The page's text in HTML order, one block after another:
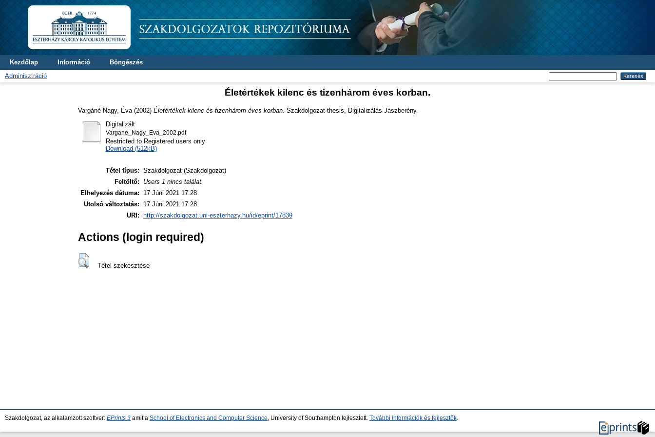
Kezdőlap Információ
Böngészés
Adminisztráció
Életértékek kilenc és tizenhárom éves korban.
Vargáné Nagy, Éva (2002) Életértékek kilenc és tizenhárom éves korban. Szakdolgozat thesis, Digitalizálás Jászberény.
Digitalizált
Vargane_Nagy_Eva_2002.pdf
Restricted to Registered users only
Download (512kB)
Tétel típus: Szakdolgozat (Szakdolgozat)
Feltöltő:
Users 1 nincs találat.
Elhelyezés dátuma:
17 Júni 2021 17:28
Utolsó változtatás:
17 Júni 2021 17:28
URI:
http://szakdolgozat.uni-eszterhazy.hu/id/eprint/17839
Actions (login required)
Tétel szekesztése
Szakdolgozat, az alkalamzott szoftver: EPrints 3 amit a School of Electronics and Computer Science , University of Southampton fejlesztett. További információk és fejlesztők